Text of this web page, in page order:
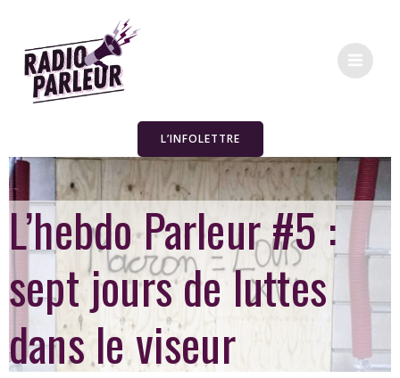
L’INFOLETTRE
L’hebdo Parleur #5 :
sept jours de luttes
dans le viseur